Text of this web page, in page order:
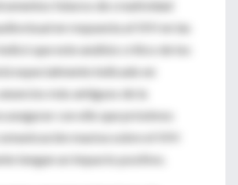
futuros de creatividad
en respuesta al VIH en las
que este análisis crítico de los
especialmente indicado en
más antiguos de la
asegurar con ello que próximos
masiva sobre el VIH
tengan un impacto positivo.